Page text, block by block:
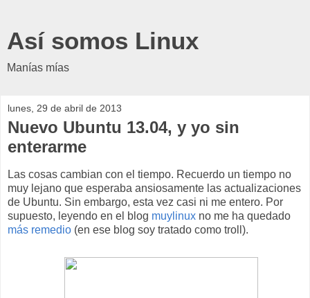
Así somos Linux
Manías mías
lunes, 29 de abril de 2013
Nuevo Ubuntu 13.04, y yo sin
enterarme
Las cosas cambian con el tiempo. Recuerdo un tiempo no
muy lejano que esperaba ansiosamente las actualizaciones
de Ubuntu. Sin embargo, esta vez casi ni me entero. Por
supuesto, leyendo en el blog muylinux no me ha quedado
más remedio (en ese blog soy tratado como troll).